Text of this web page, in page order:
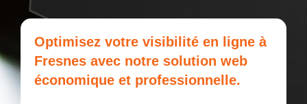
Optimisez votre visibilité en ligne à
Fresnes avec notre solution web
économique et professionnelle.